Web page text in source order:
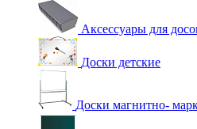
Аксессуары для
Доски детские
Доски магнитно-